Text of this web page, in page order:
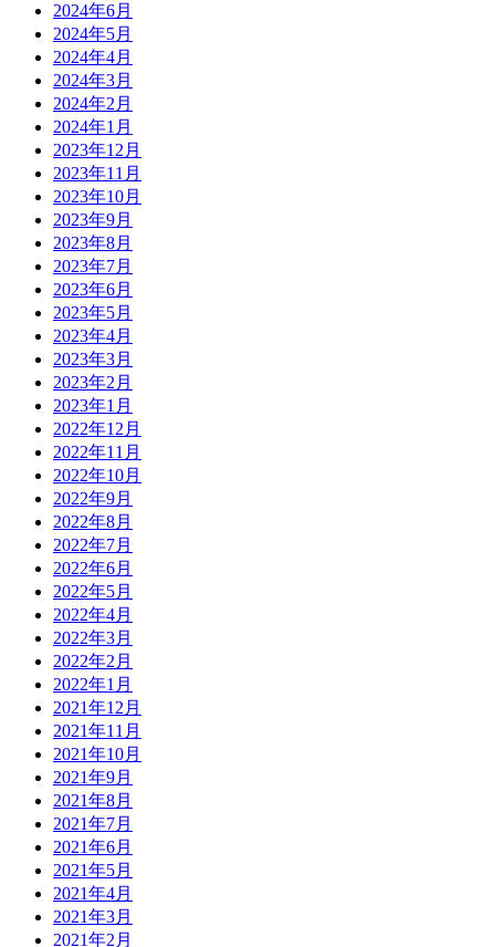
2024年6月
2024年5月
2024年4月
2024年3月
2024年2月
2024年1月
2023年12月
2023年11月
2023年10月
2023年9月
2023年8月
2023年7月
2023年6月
2023年5月
2023年4月
2023年3月
2023年2月
2023年1月
2022年12月
2022年11月
2022年10月
2022年9月
2022年8月
2022年7月
2022年6月
2022年5月
2022年4月
2022年3月
2022年2月
2022年1月
2021年12月
2021年11月
2021年10月
2021年9月
2021年8月
2021年7月
2021年6月
2021年5月
2021年4月
2021年3月
2021年2月